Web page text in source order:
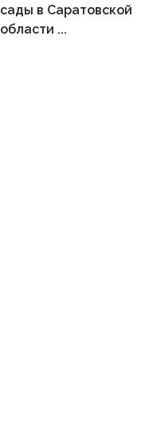
сады в Саратовской
области ...